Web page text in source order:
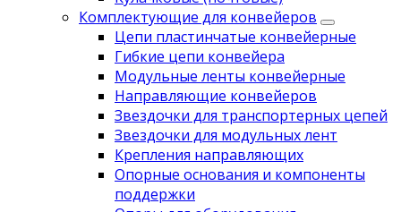
Комплектующие для конвейеров
Цепи пластинчатые конвейерные
Гибкие цепи конвейера
Модульные ленты конвейерные
Направляющие конвейеров
Звездочки для транспортерных цепей
Звездочки для модульных лент
Крепления направляющих
Опорные основания и компоненты
поддержки